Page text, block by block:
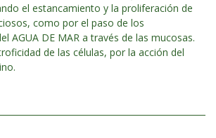
el estancamiento y la proliferación de
como por el paso de los
AGUA DE MAR a través de las mucosas.
de las células, por la acción del